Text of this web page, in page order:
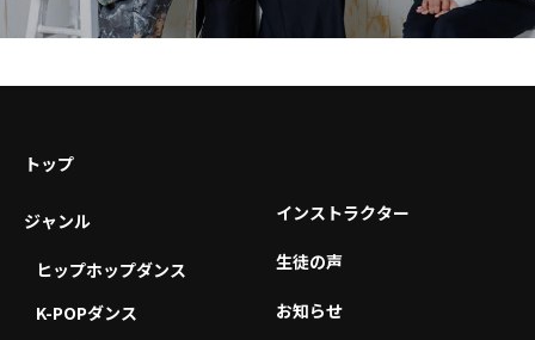
トップ
ジャンル
ヒップホップダンス
K-POPダンス
インストラクター
生徒の声
お知らせ